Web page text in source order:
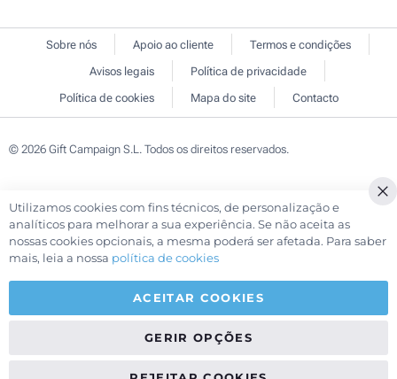
Sobre nós Apoio ao cliente
Termos e condições
Avisos legais
Política de privacidade
Política de cookies
Mapa do site Contacto
© 2026 Gift Campaign S.L. Todos os direitos reservados.
Utilizamos cookies com fins técnicos, de personalização e
analíticos para melhorar a sua experiência. Se não aceita as
nossas cookies opcionais, a mesma poderá ser afetada. Para saber
mais, leia a nossa política de cookies
ACEITAR COOKIES
GERIR OPÇÕES